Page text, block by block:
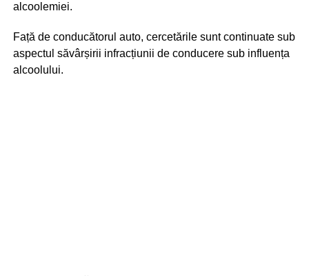
alcoolemiei.
Față de conducătorul auto, cercetările sunt continuate sub
aspectul săvârșirii infracțiunii de conducere sub influența
alcoolului.